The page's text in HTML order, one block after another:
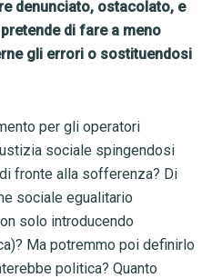
denunciato, ostacolato, e
di fare a meno
gli errori o sostituendosi
per gli operatori
sociale spingendosi
fronte alla sofferenza? Di
sociale egualitario
solo introducendo
Ma potremmo poi definirlo
politica? Quanto